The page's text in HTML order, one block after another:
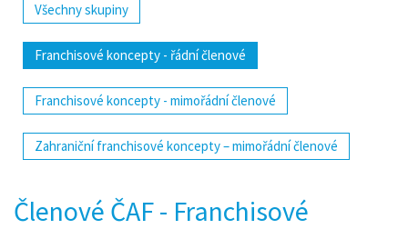
Všechny skupiny
Franchisové koncepty - řádní členové
Franchisové koncepty - mimořádní členové
Zahraniční franchisové koncepty – mimořádní členové
Členové ČAF - Franchisové